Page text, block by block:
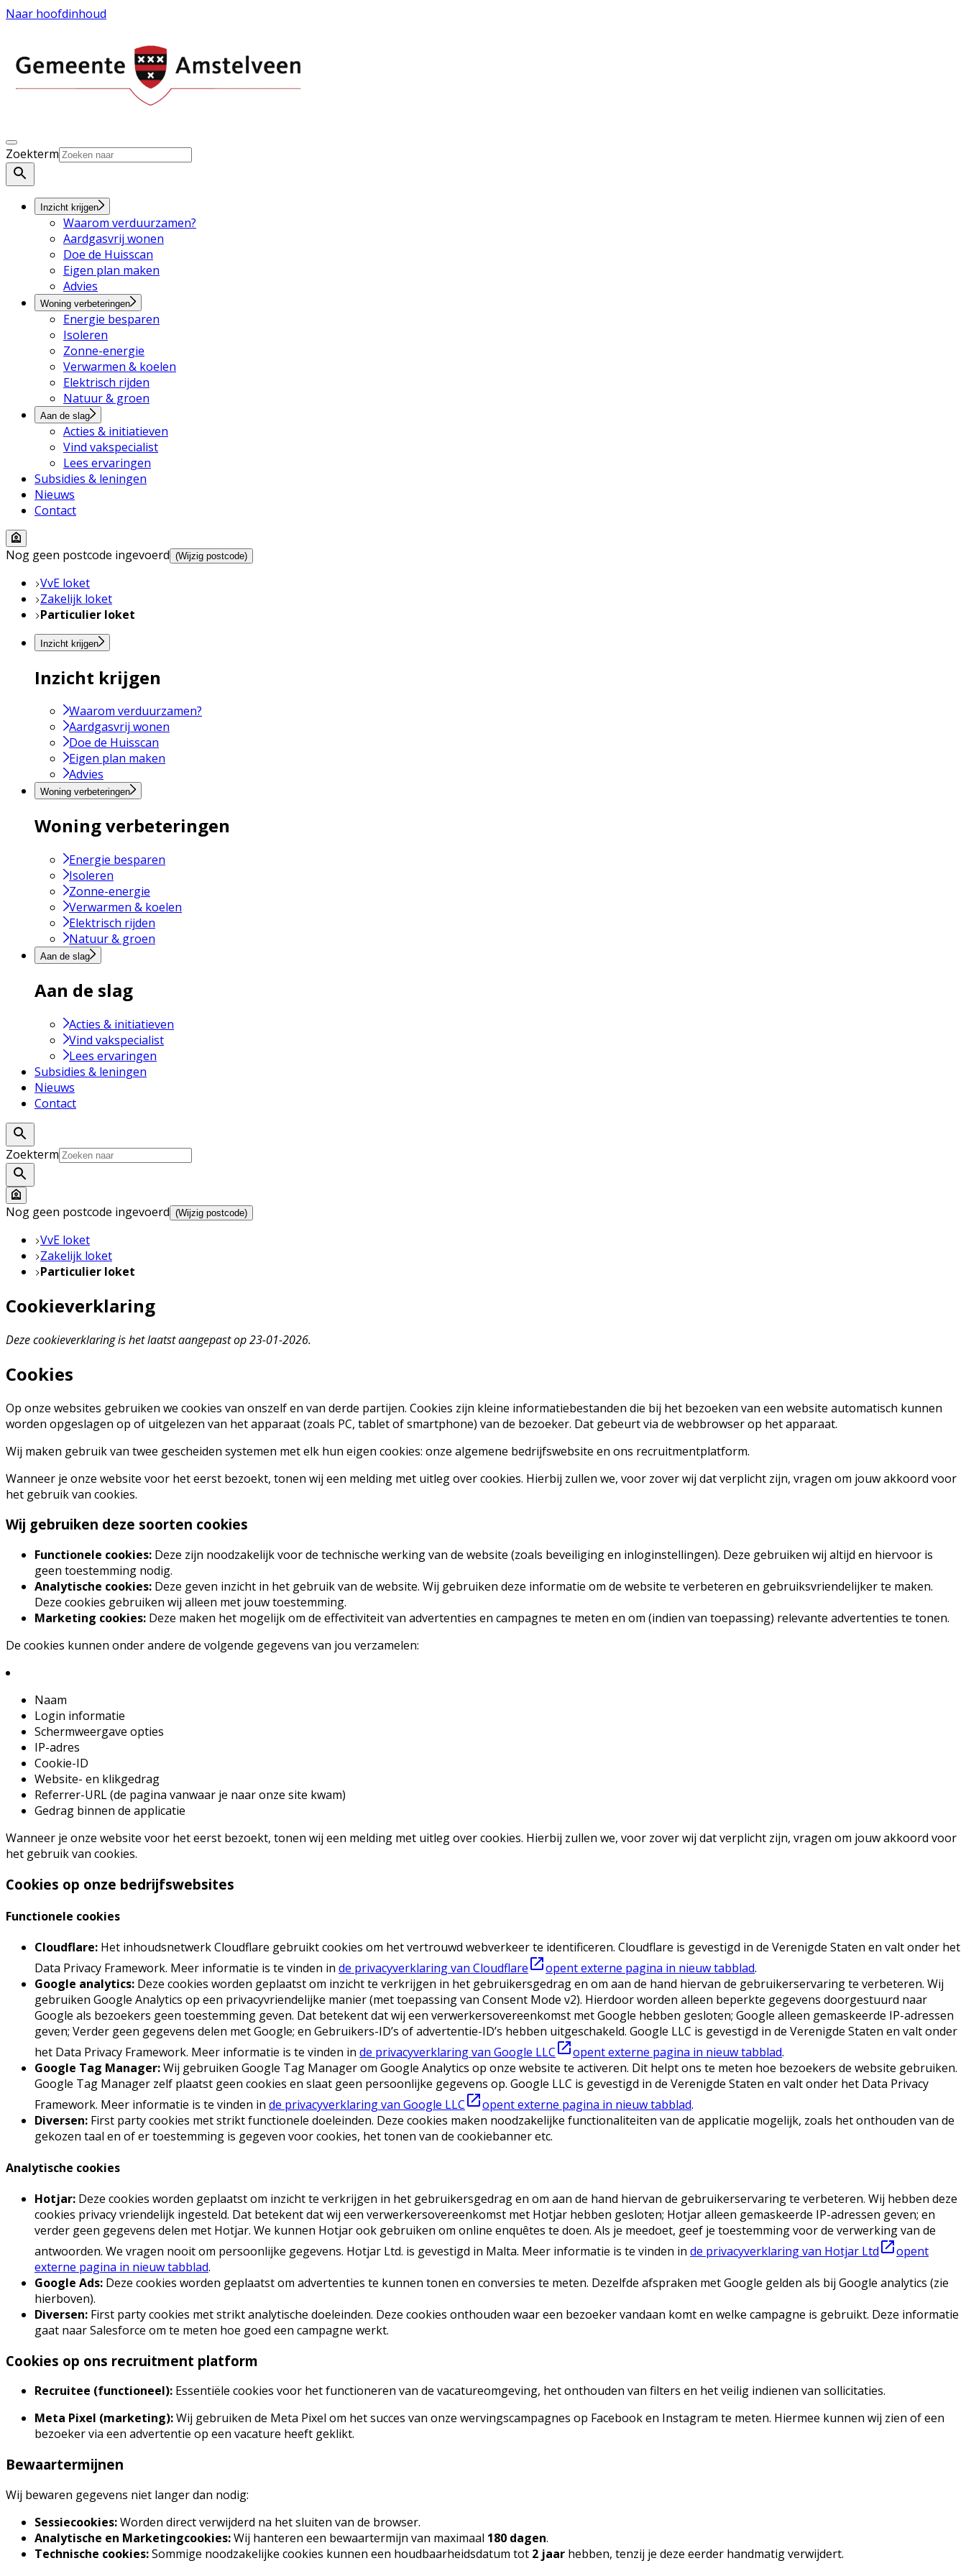
Naar hoofdinhoud
Zoekterm
Inzicht krijgen
Waarom verduurzamen?
Aardgasvrij wonen
Doe de Huisscan
Eigen plan maken
Advies
Woning verbeteringen
Energie besparen
Isoleren
Zonne-energie
Verwarmen & koelen
Elektrisch rijden
Natuur & groen
Aan de slag
Acties & initiatieven
Vind vakspecialist
Lees ervaringen
Subsidies & leningen
Nieuws
Contact
Nog geen postcode ingevoerd (Wijzig postcode)
VvE loket
Zakelijk loket
Particulier loket
Inzicht krijgen
Inzicht krijgen
Waarom verduurzamen?
Aardgasvrij wonen
Doe de Huisscan
Eigen plan maken
Advies
Woning verbeteringen
Woning verbeteringen
Energie besparen
Isoleren
Zonne-energie
Verwarmen & koelen
Elektrisch rijden
Natuur & groen
Aan de slag
Aan de slag
Acties & initiatieven
Vind vakspecialist
Lees ervaringen
Subsidies & leningen
Nieuws
Contact
Zoekterm
Nog geen postcode ingevoerd (Wijzig postcode)
VvE loket
Zakelijk loket
Particulier loket
Cookieverklaring
Deze cookieverklaring is het laatst aangepast op 23-01-2026.
Cookies
Op onze websites gebruiken we cookies van onszelf en van derde partijen. Cookies zijn kleine informatiebestanden die bij het bezoeken van een website automatisch kunnen
worden opgeslagen op of uitgelezen van het apparaat (zoals PC, tablet of smartphone) van de bezoeker. Dat gebeurt via de webbrowser op het apparaat.
Wij maken gebruik van twee gescheiden systemen met elk hun eigen cookies: onze algemene bedrijfswebsite en ons recruitmentplatform.
Wanneer je onze website voor het eerst bezoekt, tonen wij een melding met uitleg over cookies. Hierbij zullen we, voor zover wij dat verplicht zijn, vragen om jouw akkoord voor
het gebruik van cookies.
Wij gebruiken deze soorten cookies
Functionele cookies: Deze zijn noodzakelijk voor de technische werking van de website (zoals beveiliging en inloginstellingen). Deze gebruiken wij altijd en hiervoor is
geen toestemming nodig.
Analytische cookies: Deze geven inzicht in het gebruik van de website. Wij gebruiken deze informatie om de website te verbeteren en gebruiksvriendelijker te maken.
Deze cookies gebruiken wij alleen met jouw toestemming.
Marketing cookies: Deze maken het mogelijk om de effectiviteit van advertenties en campagnes te meten en om (indien van toepassing) relevante advertenties te tonen.
De cookies kunnen onder andere de volgende gegevens van jou verzamelen:
Naam
Login informatie
Schermweergave opties
IP-adres
Cookie-ID
Website- en klikgedrag
Referrer-URL (de pagina vanwaar je naar onze site kwam)
Gedrag binnen de applicatie
Wanneer je onze website voor het eerst bezoekt, tonen wij een melding met uitleg over cookies. Hierbij zullen we, voor zover wij dat verplicht zijn, vragen om jouw akkoord voor
het gebruik van cookies.
Cookies op onze bedrijfswebsites
Functionele cookies
Cloudflare: Het inhoudsnetwerk Cloudflare gebruikt cookies om het vertrouwd webverkeer te identificeren. Cloudflare is gevestigd in de Verenigde Staten en valt onder het
Data Privacy Framework. Meer informatie is te vinden in de privacyverklaring van Cloudflare opent externe pagina in nieuw tabblad.
Google analytics: Deze cookies worden geplaatst om inzicht te verkrijgen in het gebruikersgedrag en om aan de hand hiervan de gebruikerservaring te verbeteren. Wij
gebruiken Google Analytics op een privacyvriendelijke manier (met toepassing van Consent Mode v2). Hierdoor worden alleen beperkte gegevens doorgestuurd naar
Google als bezoekers geen toestemming geven. Dat betekent dat wij een verwerkersovereenkomst met Google hebben gesloten; Google alleen gemaskeerde IP-adressen
geven; Verder geen gegevens delen met Google; en Gebruikers-ID’s of advertentie-ID’s hebben uitgeschakeld. Google LLC is gevestigd in de Verenigde Staten en valt onder
het Data Privacy Framework. Meer informatie is te vinden in de privacyverklaring van Google LLC opent externe pagina in nieuw tabblad.
Google Tag Manager:Wij gebruiken Google Tag Manager om Google Analytics op onze website te activeren. Dit helpt ons te meten hoe bezoekers de website gebruiken.
Google Tag Manager zelf plaatst geen cookies en slaat geen persoonlijke gegevens op. Google LLC is gevestigd in de Verenigde Staten en valt onder het Data Privacy
Framework. Meer informatie is te vinden in de privacyverklaring van Google LLC opent externe pagina in nieuw tabblad.
Diversen: First party cookies met strikt functionele doeleinden. Deze cookies maken noodzakelijke functionaliteiten van de applicatie mogelijk, zoals het onthouden van de
gekozen taal en of er toestemming is gegeven voor cookies, het tonen van de cookiebanner etc.
Analytische cookies
Hotjar: Deze cookies worden geplaatst om inzicht te verkrijgen in het gebruikersgedrag en om aan de hand hiervan de gebruikerservaring te verbeteren. Wij hebben deze
cookies privacy vriendelijk ingesteld. Dat betekent dat wij een verwerkersovereenkomst met Hotjar hebben gesloten; Hotjar alleen gemaskeerde IP-adressen geven; en
verder geen gegevens delen met Hotjar. We kunnen Hotjar ook gebruiken om online enquêtes te doen. Als je meedoet, geef je toestemming voor de verwerking van de
antwoorden. We vragen nooit om persoonlijke gegevens. Hotjar Ltd. is gevestigd in Malta. Meer informatie is te vinden in de privacyverklaring van Hotjar Ltd
opent
externe pagina in nieuw tabblad.
Google Ads: Deze cookies worden geplaatst om advertenties te kunnen tonen en conversies te meten. Dezelfde afspraken met Google gelden als bij Google analytics (zie
hierboven).
Diversen: First party cookies met strikt analytische doeleinden. Deze cookies onthouden waar een bezoeker vandaan komt en welke campagne is gebruikt. Deze informatie
gaat naar Salesforce om te meten hoe goed een campagne werkt.
Cookies op ons recruitment platform
Recruitee (functioneel): Essentiële cookies voor het functioneren van de vacatureomgeving, het onthouden van filters en het veilig indienen van sollicitaties.
Meta Pixel (marketing):Wij gebruiken de Meta Pixel om het succes van onze wervingscampagnes op Facebook en Instagram te meten. Hiermee kunnen wij zien of een
bezoeker via een advertentie op een vacature heeft geklikt.
Bewaartermijnen
Wij bewaren gegevens niet langer dan nodig:
Sessiecookies:Worden direct verwijderd na het sluiten van de browser.
Analytische en Marketingcookies:Wij hanteren een bewaartermijn van maximaal 180 dagen.
Technische cookies:Sommige noodzakelijke cookies kunnen een houdbaarheidsdatum tot 2 jaar hebben, tenzij je deze eerder handmatig verwijdert.